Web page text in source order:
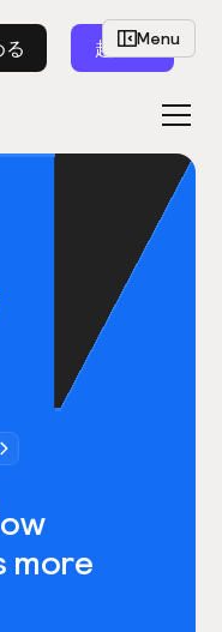
る 起動
more
Menu